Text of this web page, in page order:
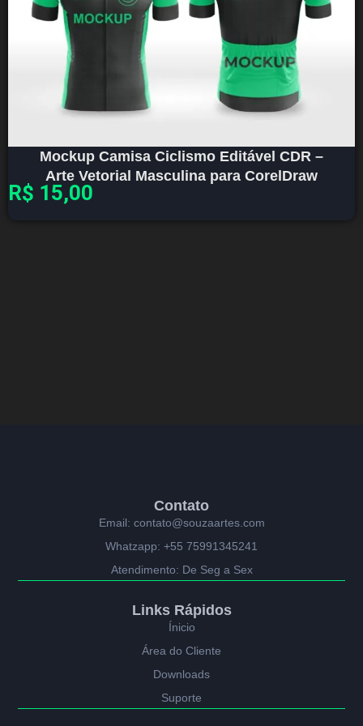
Mockup Camisa Ciclismo Editável CDR –
Arte Vetorial Masculina para CorelDraw
R$ 15,00
Contato
Email: contato@souzaartes.com
Whatzapp: +55 75991345241
Atendimento: De Seg a Sex
Links Rápidos
Ínicio
Área do Cliente
Downloads
Suporte